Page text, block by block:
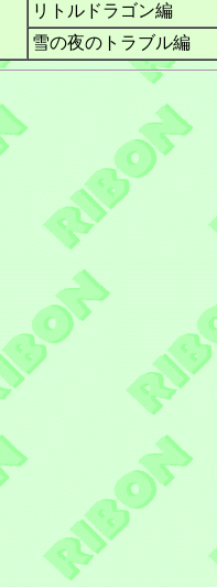
リトルドラゴン編
雪の夜のトラブル編